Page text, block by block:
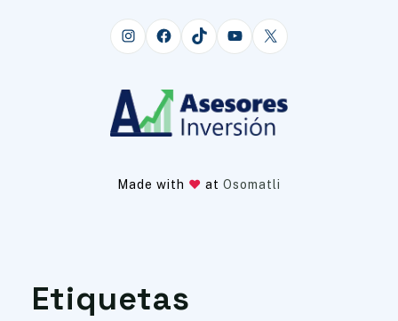
Instagram
FacebookTikTokYouTube
X
Made with at Osomatli
Etiquetas